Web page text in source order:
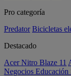
Pro categoría
Predator Bicicletas
Destacado
Acer Nitro Blaze 11
Negocios Educación